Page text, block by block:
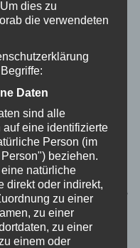
in diesem
Kommentar
zur Kenntnis
dies zu
die verwendeten
Daten
sind alle
auf eine identifizierte
Person (im
beziehen.
natürliche
direkt oder indirekt,
zu einer
zu einer
zu einer
einem oder